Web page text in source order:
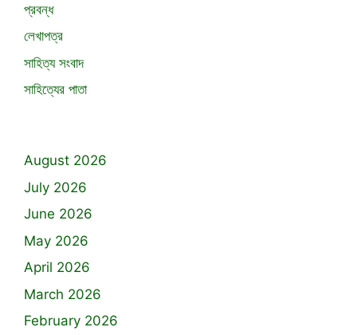
প্রবন্ধ
লেখাপত্র
সাহিত্য সংবাদ
সাহিত্যের পাতা
August 2026
July 2026
June 2026
May 2026
April 2026
March 2026
February 2026